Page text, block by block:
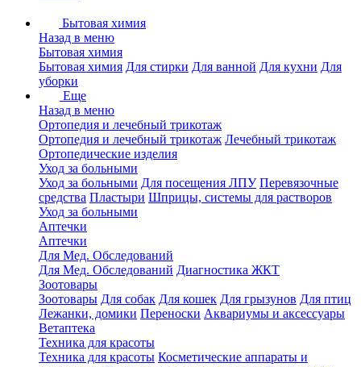
Бытовая химия
Назад в меню
Бытовая химия
Бытовая химия Для стирки Для ванной Для кухни Для
уборки
Еще
Назад в меню
Ортопедия и лечебный трикотаж
Ортопедия и лечебный трикотаж Лечебный трикотаж
Ортопедические изделия
Уход за больными
Уход за больными Для посещения ЛПУ Перевязочные
средства Пластыри Шприцы, системы для растворов
Уход за больными
Аптечки
Аптечки
Для Мед. Обследований
Для Мед. Обследований Диагностика ЖКТ
Зоотовары
Зоотовары Для собак Для кошек Для грызунов Для птиц
Лежанки, домики Переноски Аквариумы и аксессуары
Ветаптека
Техника для красоты
Техника для красоты Косметические аппараты и